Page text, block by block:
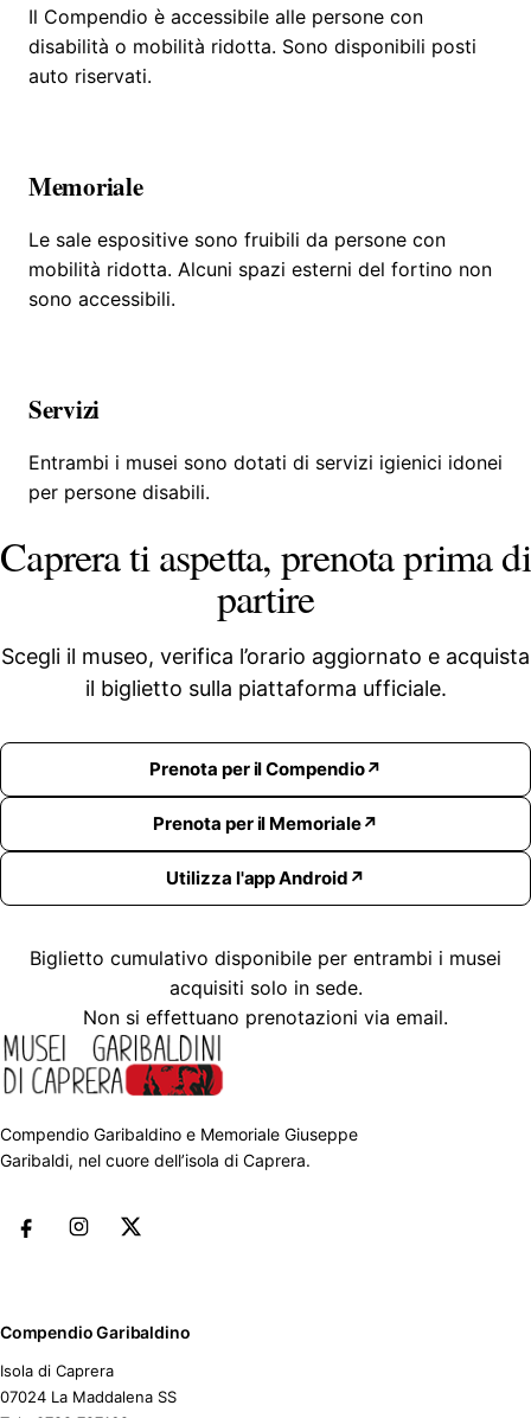
Il Compendio è accessibile alle persone con
disabilità o mobilità ridotta. Sono disponibili posti
auto riservati.
Memoriale
Le sale espositive sono fruibili da persone con
mobilità ridotta. Alcuni spazi esterni del fortino non
sono accessibili.
Servizi
Entrambi i musei sono dotati di servizi igienici idonei
per persone disabili.
Caprera ti aspetta, prenota prima di
partire
Scegli il museo, verifica l’orario aggiornato e acquista
il biglietto sulla piattaforma ufficiale.
Prenota per il Compendio
Prenota per il Memoriale
Utilizza l'app Android
Biglietto cumulativo disponibile per entrambi i musei
acquisiti solo in sede.
Non si effettuano prenotazioni via email.
Compendio Garibaldino e Memoriale Giuseppe
Garibaldi, nel cuore dell’isola di Caprera.
Compendio Garibaldino
Isola di Caprera
07024 La Maddalena SS